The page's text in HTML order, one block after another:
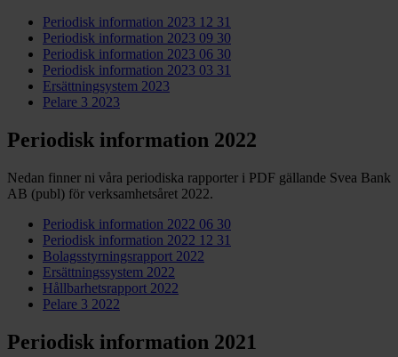
Periodisk information 2023 12 31
Periodisk information 2023 09 30
Periodisk information 2023 06 30
Periodisk information 2023 03 31
Ersättningsystem 2023
Pelare 3 2023
Periodisk information 2022
Nedan finner ni våra periodiska rapporter i PDF gällande Svea Bank
AB (publ) för verksamhetsåret 2022.
Periodisk information 2022 06 30
Periodisk information 2022 12 31
Bolagsstyrningsrapport 2022
Ersättningssystem 2022
Hållbarhetsrapport 2022
Pelare 3 2022
Periodisk information 2021